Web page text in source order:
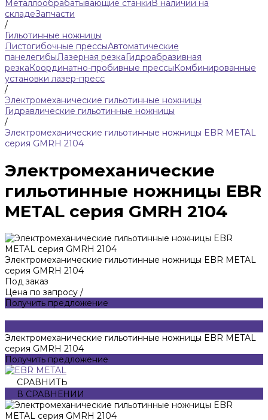
Металлообрабатывающие станкиВ наличии на
складеЗапчасти
/
Гильотинные ножницы
Листогибочные прессыАвтоматические
панелегибыЛазерная резкаГидроабразивная
резкаКоординатно-пробивные прессыКомбинированные
установки лазер-пресс
/
Электромеханические гильотинные ножницы
Гидравлические гильотинные ножницы
/
Электромеханические гильотинные ножницы EBR METAL
серия GMRH 2104
Электромеханические
гильотинные ножницы EBR
METAL серия GMRH 2104
Электромеханические гильотинные ножницы EBR METAL
серия GMRH 2104
Под заказ
Цена по запросу /
Получить предложение
Электромеханические гильотинные ножницы EBR METAL
серия GMRH 2104
Получить предложение
СРАВНИТЬ
В СРАВНЕНИИ